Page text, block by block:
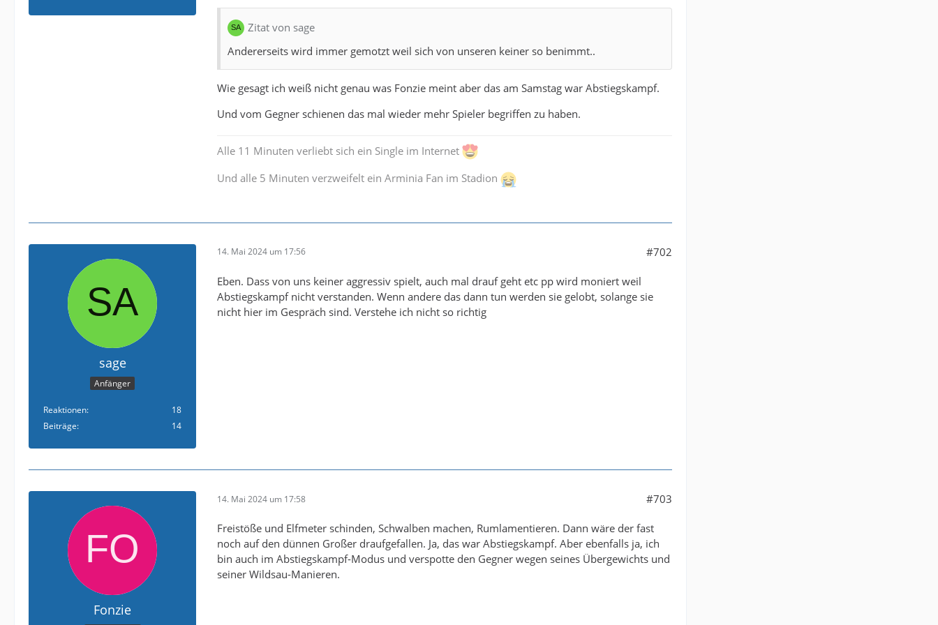
Zitat von sage
Andererseits wird immer gemotzt weil sich von unseren keiner so benimmt..
Wie gesagt ich weiß nicht genau was Fonzie meint aber das am Samstag war Abstiegskampf.
Und vom Gegner schienen das mal wieder mehr Spieler begriffen zu haben.
Alle 11 Minuten verliebt sich ein Single im Internet
Und alle 5 Minuten verzweifelt ein Arminia Fan im Stadion
sage
Anfänger
Reaktionen
18
Beiträge
14
14. Mai 2024 um 17:56 #702
Eben. Dass von uns keiner aggressiv spielt, auch mal drauf geht etc pp wird moniert weil
Abstiegskampf nicht verstanden. Wenn andere das dann tun werden sie gelobt, solange sie
nicht hier im Gespräch sind. Verstehe ich nicht so richtig
Fonzie
14. Mai 2024 um 17:58 #703
Freistöße und Elfmeter schinden, Schwalben machen, Rumlamentieren. Dann wäre der fast
noch auf den dünnen Großer draufgefallen. Ja, das war Abstiegskampf. Aber ebenfalls ja, ich
bin auch im Abstiegskampf-Modus und verspotte den Gegner wegen seines Übergewichts und
seiner Wildsau-Manieren.